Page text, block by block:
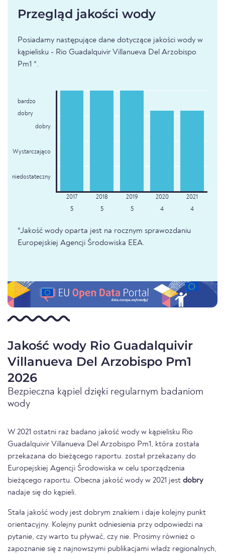
Przegląd jakości wody
Posiadamy następujące dane dotyczące jakości wody w
kąpielisku - Rio Guadalquivir Villanueva Del Arzobispo
Pm1 *.
bardzo
dobry
dobry
Wystarczająco
niedostateczny
5 5 5 4 4
*Jakość wody oparta jest na rocznym sprawozdaniu
Europejskiej Agencji Środowiska EEA.
Jakość wody Rio Guadalquivir
Villanueva Del Arzobispo Pm1
2026
Bezpieczna kąpiel dzięki regularnym badaniom
wody
W 2021 ostatni raz badano jakość wody w kąpielisku Rio
Guadalquivir Villanueva Del Arzobispo Pm1, która została
przekazana do bieżącego raportu. został przekazany do
Europejskiej Agencji Środowiska w celu sporządzenia
bieżącego raportu. Obecna jakość wody w 2021 jest dobry
nadaje się do kąpieli.
Stała jakość wody jest dobrym znakiem i daje kolejny punkt
orientacyjny. Kolejny punkt odniesienia przy odpowiedzi na
pytanie, czy warto tu pływać, czy nie. Prosimy również o
zapoznanie się z najnowszymi publikacjami władz regionalnych,